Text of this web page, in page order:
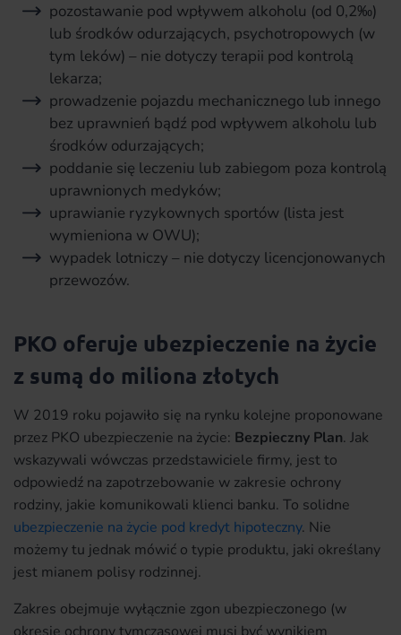
pozostawanie pod wpływem alkoholu (od 0,2‰)
lub środków odurzających, psychotropowych (w
tym leków) – nie dotyczy terapii pod kontrolą
lekarza;
prowadzenie pojazdu mechanicznego lub innego
bez uprawnień bądź pod wpływem alkoholu lub
środków odurzających;
poddanie się leczeniu lub zabiegom poza kontrolą
uprawnionych medyków;
uprawianie ryzykownych sportów (lista jest
wymieniona w OWU);
wypadek lotniczy – nie dotyczy licencjonowanych
przewozów.
PKO oferuje ubezpieczenie na życie
z sumą do miliona złotych
W 2019 roku pojawiło się na rynku kolejne proponowane
przez PKO ubezpieczenie na życie: Bezpieczny Plan. Jak
wskazywali wówczas przedstawiciele firmy, jest to
odpowiedź na zapotrzebowanie w zakresie ochrony
rodziny, jakie komunikowali klienci banku. To solidne
ubezpieczenie na życie pod kredyt hipoteczny. Nie
możemy tu jednak mówić o typie produktu, jaki określany
jest mianem polisy rodzinnej.
Zakres obejmuje wyłącznie zgon ubezpieczonego (w